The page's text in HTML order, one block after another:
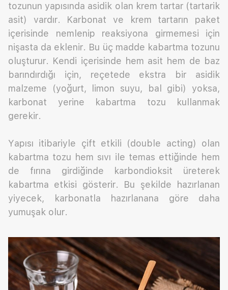
tozunun yapısında asidik olan krem tartar (tartarik
asit) vardır. Karbonat ve krem tartarın paket
içerisinde nemlenip reaksiyona girmemesi için
nişasta da eklenir. Bu üç madde kabartma tozunu
oluşturur. Kendi içerisinde hem asit hem de baz
barındırdığı için, reçetede ekstra bir asidik
malzeme (yoğurt, limon suyu, bal gibi) yoksa,
karbonat yerine kabartma tozu kullanmak
gerekir.
Yapısı itibariyle çift etkili (double acting) olan
kabartma tozu hem sıvı ile temas ettiğinde hem
de fırına girdiğinde karbondioksit üreterek
kabartma etkisi gösterir. Bu şekilde hazırlanan
yiyecek, karbonatla hazırlanana göre daha
yumuşak olur.